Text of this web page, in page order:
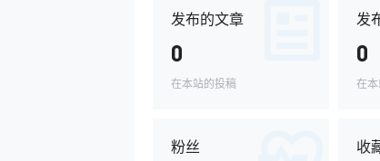
发布的文章
0
在本站的投稿
发
0
在
粉丝 收